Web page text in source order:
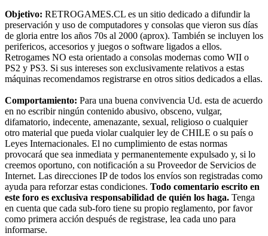
Objetivo: RETROGAMES.CL es un sitio dedicado a difundir la
preservación y uso de computadores y consolas que vieron sus días
de gloria entre los años 70s al 2000 (aprox). También se incluyen los
perifericos, accesorios y juegos o software ligados a ellos.
Retrogames NO esta orientado a consolas modernas como WII o
PS2 y PS3. Si sus intereses son exclusivamente relativos a estas
máquinas recomendamos registrarse en otros sitios dedicados a ellas.
Comportamiento: Para una buena convivencia Ud. esta de acuerdo
en no escribir ningún contenido abusivo, obsceno, vulgar,
difamatorio, indecente, amenazante, sexual, religioso o cualquier
otro material que pueda violar cualquier ley de CHILE o su país o
Leyes Internacionales. El no cumplimiento de estas normas
provocará que sea inmediata y permanentemente expulsado y, si lo
creemos oportuno, con notificación a su Proveedor de Servicios de
Internet. Las direcciones IP de todos los envíos son registradas como
ayuda para reforzar estas condiciones. Todo comentario escrito en
este foro es exclusiva responsabilidad de quién los haga. Tenga
en cuenta que cada sub-foro tiene su propio reglamento, por favor
como primera acción después de registrase, lea cada uno para
informarse.